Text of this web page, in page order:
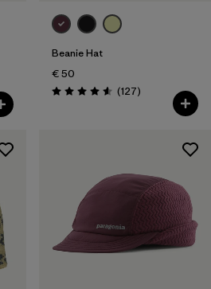
Beanie Hat
€ 50
Valutazione: 4.6 / 5
(127Recensioni
)